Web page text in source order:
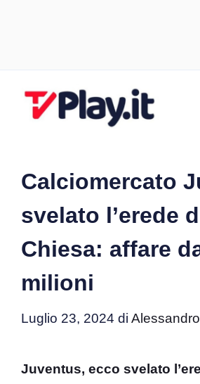
Calciomercato
svelato l’erede
Chiesa: affare
milioni
Luglio 23, 2024 di Alessandro
Juventus, ecco svelato